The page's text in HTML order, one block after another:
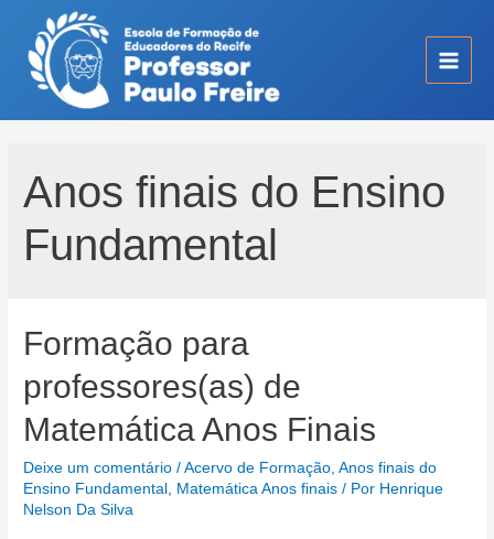
conteúdo
Main
Anos finais do Ensino
Fundamental
Formação para
professores(as) de
Matemática Anos Finais
Deixe um comentário /Acervo de Formação,Anos finais do
Ensino Fundamental , Matemática Anos finais / Por Henrique
Nelson Da Silva